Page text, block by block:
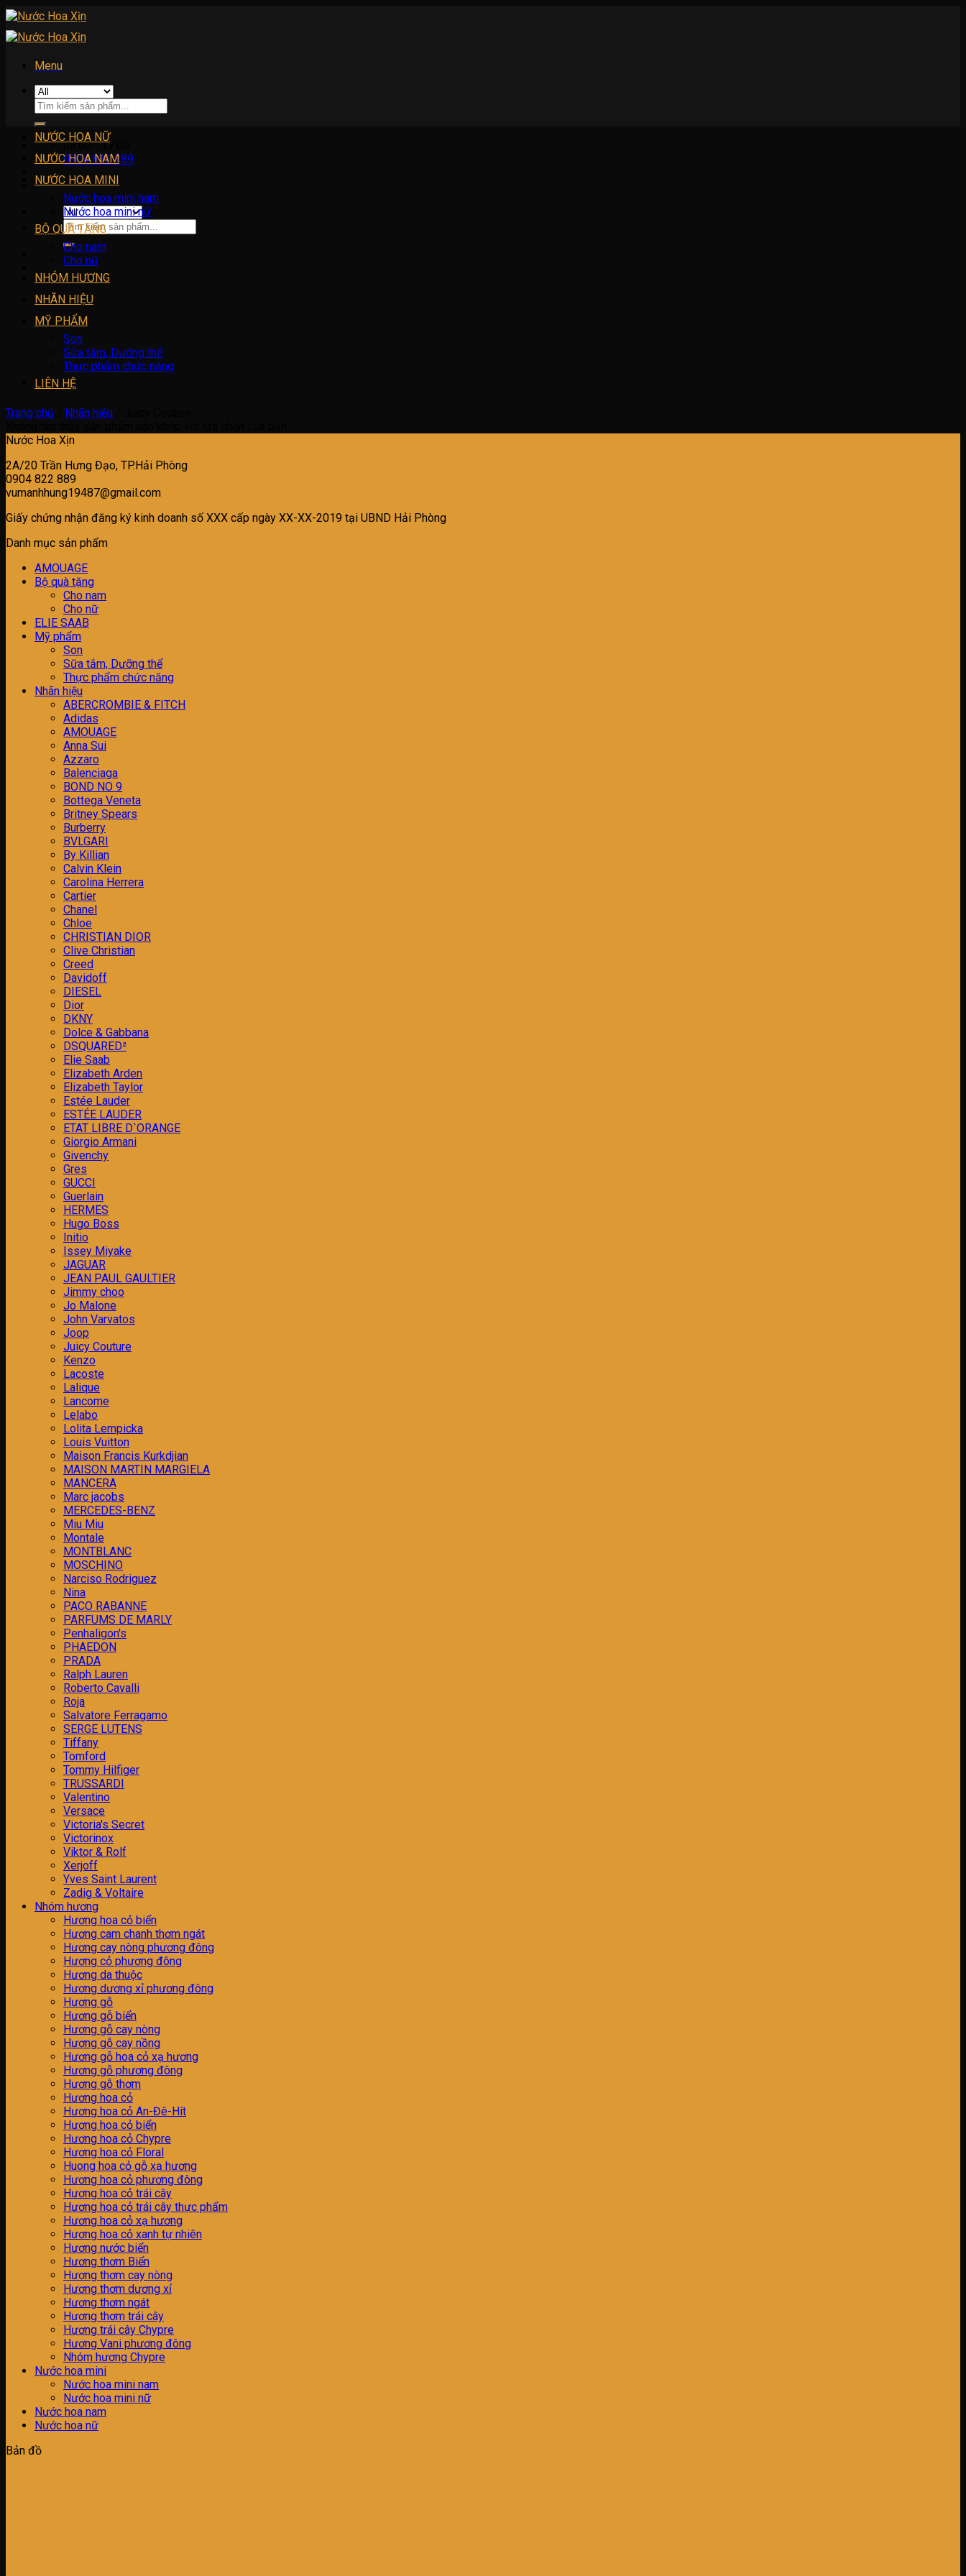
Skip
to
content
Menu
Tìm
kiếm:
08:00 - 17:00
0904 822 889
Tìm
kiếm:
NƯỚC HOA NỮ
NƯỚC HOA NAM
NƯỚC HOA MINI
Nước hoa mini nam
Nước hoa mini nữ
BỘ QUÀ TẶNG
Cho nam
Cho nữ
NHÓM HƯƠNG
NHÃN HIỆU
MỸ PHẨM
Son
Sữa tắm, Dưỡng thể
Thực phẩm chức năng
LIÊN HỆ
Trang chủ Nhãn hiệu
Nước Hoa Xịn
2A/20 Trần Hưng Đạo, TP.Hải Phòng
0904 822 889
vumanhhung19487@gmail.com
Giấy chứng nhận đăng ký kinh doanh số XXX cấp ngày XX-XX-2019 tại UBND Hải Phòng
Danh mục sản phẩm
AMOUAGE
Bộ quà tặng
Cho nam
Cho nữ
ELIE SAAB
Mỹ phẩm
Son
Sữa tắm, Dưỡng thể
Thực phẩm chức năng
Nhãn hiệu
ABERCROMBIE & FITCH
Adidas
AMOUAGE
Anna Sui
Azzaro
Balenciaga
BOND NO 9
Bottega Veneta
Britney Spears
Burberry
BVLGARI
By Killian
Calvin Klein
Carolina Herrera
Cartier
Chanel
Chloe
CHRISTIAN DIOR
Clive Christian
Creed
Davidoff
DIESEL
Dior
DKNY
Dolce & Gabbana
DSQUARED²
Elie Saab
Elizabeth Arden
Elizabeth Taylor
Estée Lauder
ESTÉE LAUDER
ETAT LIBRE D`ORANGE
Giorgio Armani
Givenchy
Gres
GUCCI
Guerlain
HERMES
Hugo Boss
Initio
Issey Miyake
JAGUAR
JEAN PAUL GAULTIER
Jimmy choo
Jo Malone
John Varvatos
Joop
Juicy Couture
Kenzo
Lacoste
Lalique
Lancome
Lelabo
Lolita Lempicka
Louis Vuitton
Maison Francis Kurkdjian
MAISON MARTIN MARGIELA
MANCERA
Marc jacobs
MERCEDES-BENZ
Miu Miu
Montale
MONTBLANC
MOSCHINO
Narciso Rodriguez
Nina
PACO RABANNE
PARFUMS DE MARLY
Penhaligon's
PHAEDON
PRADA
Ralph Lauren
Roberto Cavalli
Roja
Salvatore Ferragamo
SERGE LUTENS
Tiffany
Tomford
Tommy Hilfiger
TRUSSARDI
Valentino
Versace
Victoria's Secret
Victorinox
Viktor & Rolf
Xerjoff
Yves Saint Laurent
Zadig & Voltaire
Nhóm hương
H­ương hoa cỏ biển
Hương cam chanh thơm ngát
Hương cay nòng phương đông
Hương cỏ phương đông
Hương da thuộc
Hương dương xỉ phương đông
Hương gỗ
Hương gỗ biển
Hương gỗ cay nòng
Hương gỗ cay nồng
Hương gỗ hoa cỏ xạ hương
Hương gỗ phương đông
Hương gỗ thơm
Hương hoa cỏ
Hương hoa cỏ An-Đê-Hít
Hương hoa cỏ biển
Hương hoa cỏ Chypre
Hương hoa cỏ Floral
Huong hoa cỏ gỗ xạ hương
Hương hoa cỏ phương đông
Hương hoa cỏ trái cây
Hương hoa cỏ trái cây thực phẩm
Hương hoa cỏ xạ hương
Hương hoa cỏ xanh tự nhiên
Hương nước biển
Hương thơm Biển
Hương thơm cay nòng
Hương thơm dương xỉ
Hương thơm ngát
Hương thơm trái cây
Hương trái cây Chypre
Hương Vani phương đông
Nhóm hương Chypre
Nước hoa mini
Nước hoa mini nam
Nước hoa mini nữ
Nước hoa nam
Nước hoa nữ
Bản đồ